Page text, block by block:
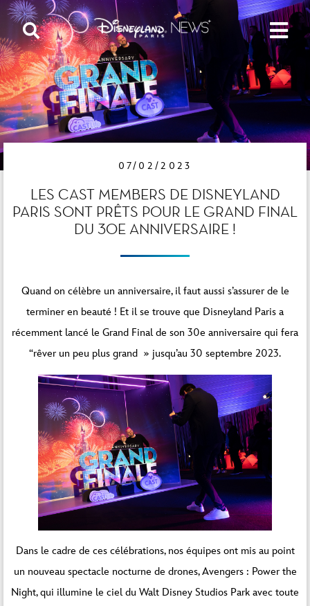
07/02/2023
LES CAST MEMBERS DE DISNEYLAND
PARIS SONT PRÊTS POUR LE GRAND FINAL
DU 30E ANNIVERSAIRE !
Quand on célèbre un anniversaire, il faut aussi s’assurer de le
terminer en beauté ! Et il se trouve que Disneyland Paris a
récemment lancé le Grand Final de son 30e anniversaire qui fera
“rêver un peu plus grand » jusqu’au 30 septembre 2023.
Dans le cadre de ces célébrations, nos équipes ont mis au point
un nouveau spectacle nocturne de drones, Avengers : Power the
Night, qui illumine le ciel du Walt Disney Studios Park avec toute